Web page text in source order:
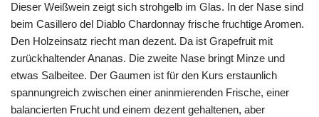
Dieser Weißwein zeigt sich strohgelb im Glas. In der Nase sind
beim Casillero del Diablo Chardonnay frische fruchtige Aromen.
Den Holzeinsatz riecht man dezent. Da ist Grapefruit mit
zurückhaltender Ananas. Die zweite Nase bringt Minze und
etwas Salbeitee. Der Gaumen ist für den Kurs erstaunlich
spannungreich zwischen einer aninmierenden Frische, einer
balancierten Frucht und einem dezent gehaltenen, aber